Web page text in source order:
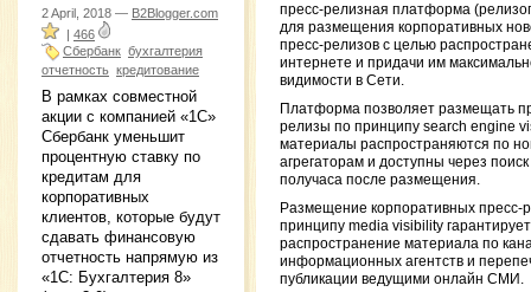
2 April, 2018 — B2Blogger.com
| 466
Сбербанк бухгалтерия
отчетность кредитование
В рамках совместной
акции с компанией «1С»
Сбербанк уменьшит
процентную ставку по
кредитам для
корпоративных
клиентов, которые будут
сдавать финансовую
отчетность напрямую из
«1С: Бухгалтерия 8»
пресс-релизная платформа
для размещения корпоративных
пресс-релизов с целью
интернете и придачи им
видимости в Сети.
Платформа позволяет размещать
релизы по принципу search engine
материалы распространяются по
агрегаторам и доступны через
получаса после размещения.
Размещение корпоративных пресс-
принципу media visibility гарантирует
распространение материала по
информационных агентств и
публикации ведущими онлайн СМИ.